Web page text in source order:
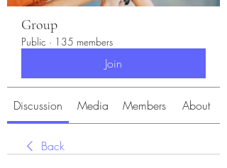
Group
Public · 135 members
Join
Discussion Media Members About
Back